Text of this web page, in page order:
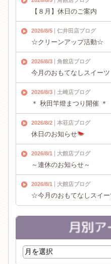
【８月】休日のご案内
2026/8/5 仁井田店ブログ
☆クリーンアップ活動☆
2026/8/3 角館店ブログ
今月のおもてなしスイーツ
2026/8/3 土崎店ブログ
＊ 秋田竿燈まつり開催 ＊
2026/8/2 本荘店ブログ
休日のお知らせ
2026/8/1 大館店ブログ
～連休のお知らせ～
2026/8/1 大館店ブログ
☆今月のおもてなしスイ